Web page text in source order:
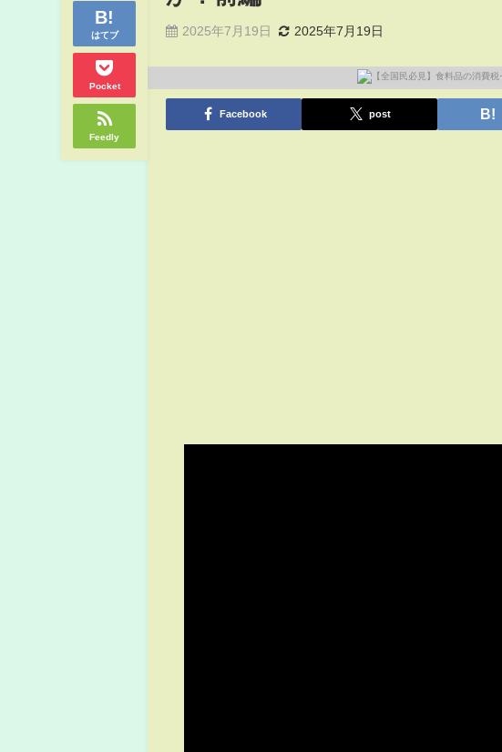
はてブ
Pocket
Feedly
2025年7月19日 2025年7月19日
Facebook post